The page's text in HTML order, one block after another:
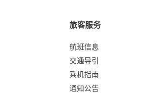
旅客服务
航班信息
交通导引
乘机指南
通知公告